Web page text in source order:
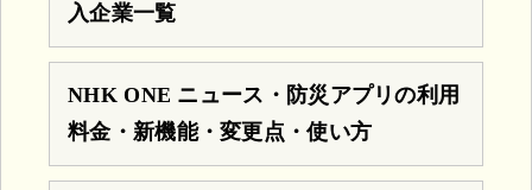
入企業一覧
NHK ONE ニュース・防災アプリの利用
料金・新機能・変更点・使い方